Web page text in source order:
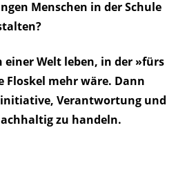
Menschen in der Schule
Welt leben, in der »fürs
Floskel mehr wäre. Dann
Verantwortung und
zu handeln.